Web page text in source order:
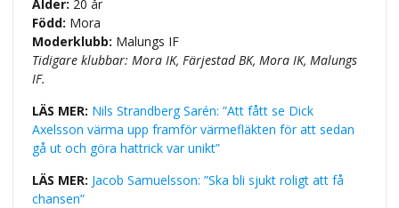
Ålder: 20 år
Född: Mora
Moderklubb: Malungs IF
Tidigare klubbar: Mora IK, Färjestad BK, Mora IK, Malungs
IF.
LÄS MER: Nils Strandberg Sarén: ”Att fått se Dick
Axelsson värma upp framför värmefläkten för att sedan
gå ut och göra hattrick var unikt”
LÄS MER: Jacob Samuelsson: ”Ska bli sjukt roligt att få
chansen”